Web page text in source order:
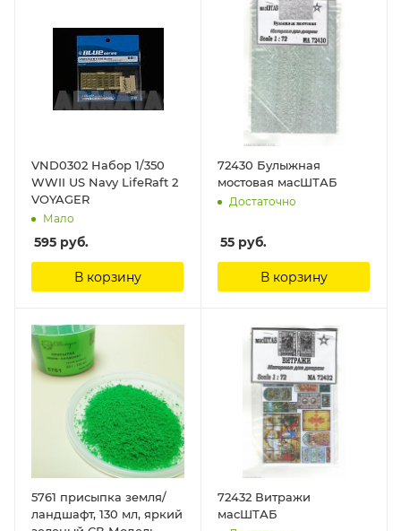
VND0302 Набор 1/350
WWII US Navy LifeRaft 2
VOYAGER
Мало
595 руб.
В корзину
72430 Булыжная
мостовая масШТАБ
Достаточно
55 руб.
В корзину
5761 присыпка земля/
ландшафт, 130 мл, яркий
72432 Витражи
масШТАБ